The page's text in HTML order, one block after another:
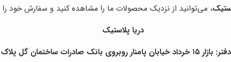
، می‌توانید از نزدیک محصولات ما را مشاهده کنید و سفارش خود
دریا پلاستیک
روبروی بانک صادرات ساختمان گل پلاک ۹